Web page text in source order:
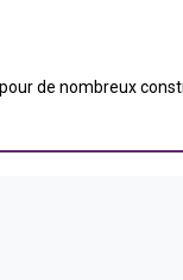
de nombreux